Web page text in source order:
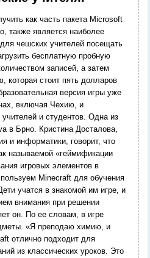
как часть пакета Microsoft
также является наиболее
чешских учителей посещать
бесплатную пробную
записей, а затем
которая стоит пять долларов
версия игры уже
включая Чехию, и
и студентов. Одна из
в Брно. Кристина Досталова,
и информатики, говорит, что
называемой «геймификации
игровых элементов в
Minecraft для обучения
учатся в знакомой им игре, и
внимания при решении
он. По ее словам, в игре
«Я преподаю химию, и
отлично подходит для
из классических уроков. Это